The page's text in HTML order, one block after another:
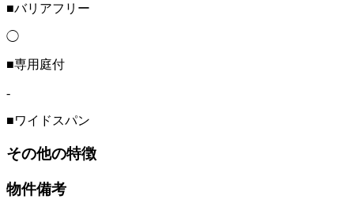
■バリアフリー
◯
■専用庭付
-
■ワイドスパン
その他の特徴
物件備考